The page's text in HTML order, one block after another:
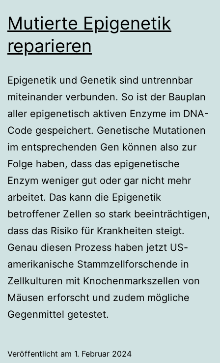
Mutierte Epigenetik
reparieren
Epigenetik und Genetik sind untrennbar
miteinander verbunden. So ist der Bauplan
aller epigenetisch aktiven Enzyme im DNA-
Code gespeichert. Genetische Mutationen
im entsprechenden Gen können also zur
Folge haben, dass das epigenetische
Enzym weniger gut oder gar nicht mehr
arbeitet. Das kann die Epigenetik
betroffener Zellen so stark beeinträchtigen,
dass das Risiko für Krankheiten steigt.
Genau diesen Prozess haben jetzt US-
amerikanische Stammzellforschende in
Zellkulturen mit Knochenmarkszellen von
Mäusen erforscht und zudem mögliche
Gegenmittel getestet.
Veröffentlicht am 1. Februar 2024